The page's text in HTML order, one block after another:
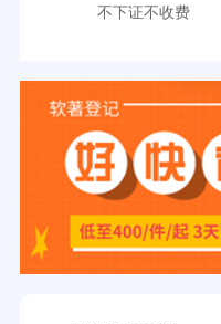
不下证不收费